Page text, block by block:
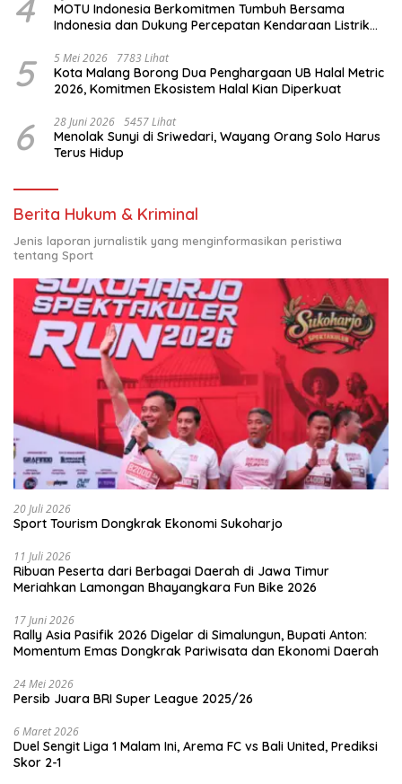
MOTU Indonesia Berkomitmen Tumbuh Bersama
Indonesia dan Dukung Percepatan Kendaraan Listrik
5 5 Mei 2026 7783 Lihat
Kota Malang Borong Dua Penghargaan UB Halal Metric
2026, Komitmen Ekosistem Halal Kian Diperkuat
6 28 Juni 2026 5457 Lihat
Menolak Sunyi di Sriwedari, Wayang Orang Solo Harus
Terus Hidup
Berita Hukum & Kriminal
Jenis laporan jurnalistik yang menginformasikan peristiwa
tentang Sport
20 Juli 2026
Sport Tourism Dongkrak Ekonomi Sukoharjo
11 Juli 2026
Ribuan Peserta dari Berbagai Daerah di Jawa Timur
Meriahkan Lamongan Bhayangkara Fun Bike 2026
17 Juni 2026
Rally Asia Pasifik 2026 Digelar di Simalungun, Bupati Anton:
Momentum Emas Dongkrak Pariwisata dan Ekonomi Daerah
24 Mei 2026
Persib Juara BRI Super League 2025/26
6 Maret 2026
Duel Sengit Liga 1 Malam Ini, Arema FC vs Bali United, Prediksi
Skor 2-1